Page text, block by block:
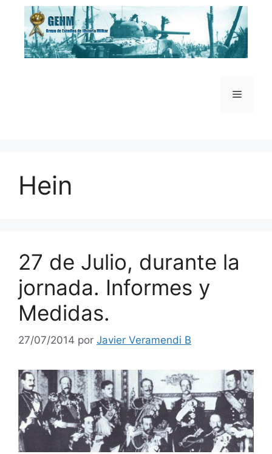
Saltar
contenido
Menú
Hein
27 de Julio, durante la
jornada. Informes y
Medidas.
27/07/2014 por Javier Veramendi B